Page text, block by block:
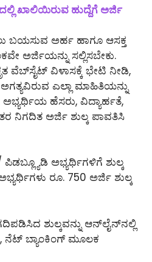
ಖಾಲಿಯಿರುವ ಹುದ್ದೆಗೆ ಅರ್ಜಿ
ಬಯಸುವ ಅರ್ಹ ಹಾಗೂ ಆಸಕ್ತ
ಅರ್ಜಿಯನ್ನು ಸಲ್ಲಿಸಬೇಕು.
ವೆಬ್‌ಸೈಟ್ ವಿಳಾಸಕ್ಕೆ ಭೇಟಿ ನೀಡಿ,
ಎಲ್ಲಾ ಮಾಹಿತಿಯನ್ನು
ಹೆಸರು, ವಿದ್ಯಾರ್ಹತೆ,
ನಿಗದಿತ ಅರ್ಜಿ ಶುಲ್ಕ ಪಾವತಿಸಿ
ಅಭ್ಯರ್ಥಿಗಳಿಗೆ ಶುಲ್ಕ
ರೂ. 750 ಅರ್ಜಿ ಶುಲ್ಕ
ಶುಲ್ಕವನ್ನು ಆನ್‌ಲೈನ್‌ನಲ್ಲಿ
ನೆಟ್ ಬ್ಯಾಂಕಿಂಗ್ ಮೂಲಕ